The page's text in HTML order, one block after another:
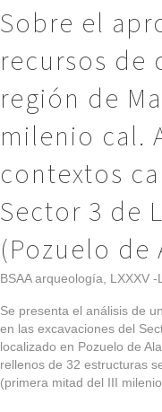
Sobre el
recursos de
región de
milenio cal.
contextos
Sector 3 de
(Pozuelo de
BSAA arqueología, LXXXV
Se presenta el análisis de
en las excavaciones del
localizado en Pozuelo de
rellenos de 32 estructuras
(primera mitad del III